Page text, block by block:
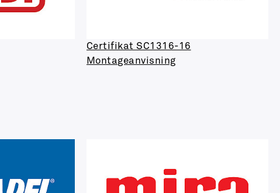
Certifikat SC1316-16
Montageanvisning